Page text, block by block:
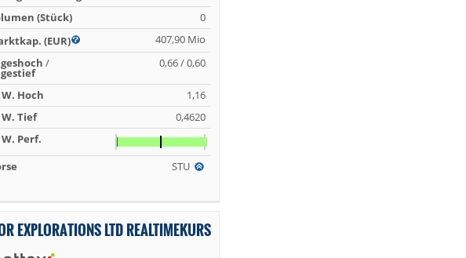
(Stück)
0
(EUR)
407,90 Mio
/ 0,66 / 0,60
W. Hoch
1,16
W. Tief
0,4620
W. Perf.
STU
EXPLORATIONS LTD REALTIMEKURS